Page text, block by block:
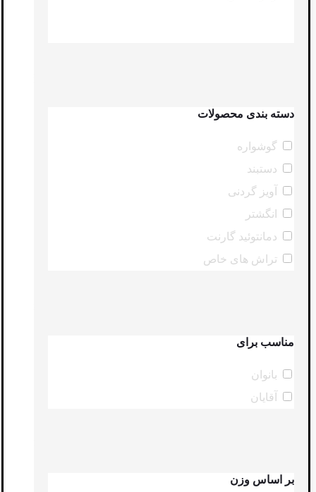
دسته بندی محصولات
گوشواره
دستبند
آویز گردنی
انگشتر
دمانتوئید گارنت
تراش های خاص
مناسب برای
بانوان
آقایان
بر اساس وزن